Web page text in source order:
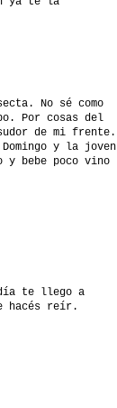
No sé como
Por cosas del
de mi frente.
y la joven
bebe poco vino
te llego a
hacés reír.